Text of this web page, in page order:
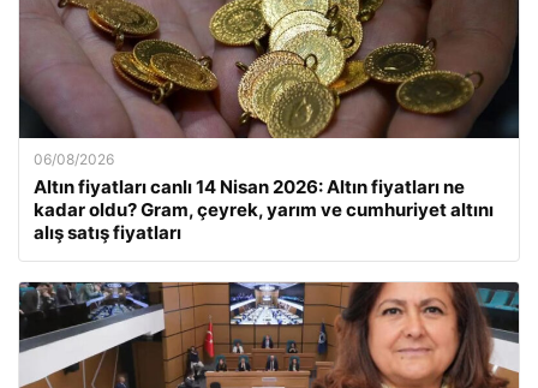
06/08/2026
Altın fiyatları canlı 14 Nisan 2026: Altın fiyatları ne
kadar oldu? Gram, çeyrek, yarım ve cumhuriyet altını
alış satış fiyatları